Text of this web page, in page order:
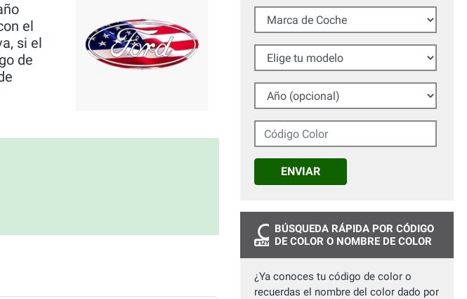
el
si el
de
Marca de Coche
Elige tu modelo
Año (opcional)
Código Color
ENVIAR
BÚSQUEDA RÁPIDA POR CÓDIGO
DE COLOR O NOMBRE DE COLOR
¿Ya conoces tu código de color o
recuerdas el nombre del color dado por